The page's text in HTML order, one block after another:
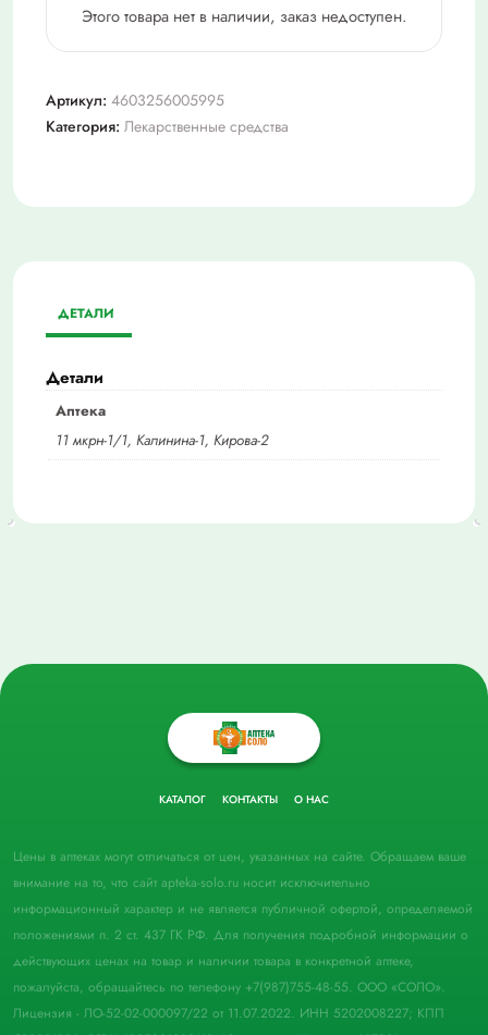
Этого товара нет в наличии, заказ недоступен.
Артикул: 4603256005995
Категория: Лекарственные средства
ДЕТАЛИ
Детали
Аптека
11 мкрн-1/1, Калинина-1, Кирова-2
КАТАЛОГ КОНТАКТЫ О НАС
Цены в аптеках могут отличаться от цен, указанных на сайте. Обращаем ваше
внимание на то, что сайт apteka-solo.ru носит исключительно
информационный характер и не является публичной офертой, определяемой
положениями п. 2 ст. 437 ГК РФ. Для получения подробной информации о
действующих ценах на товар и наличии товара в конкретной аптеке,
пожалуйста, обращайтесь по телефону +7(987)755-48-55. ООО «СОЛО».
Лицензия - ЛО-52-02-000097/22 от 11.07.2022. ИНН 5202008227; КПП